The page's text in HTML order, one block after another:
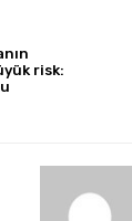
risk: